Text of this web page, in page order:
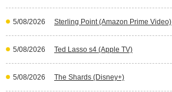
5/08/2026 Sterling Point (Amazon Prime Video)
5/08/2026 Ted Lasso s4 (Apple TV)
5/08/2026 The Shards (Disney+)